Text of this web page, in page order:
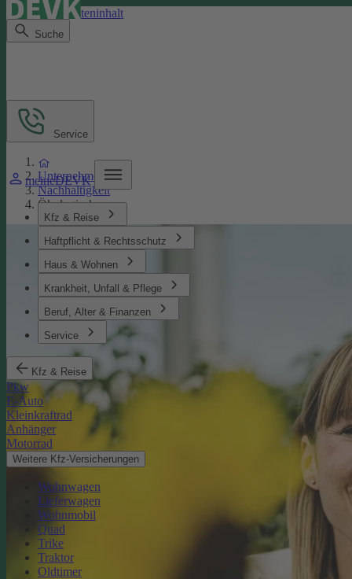
Direkt zum Seiteninhalt
Suche
meineDEVK
Kfz & Reise
Haftpflicht & Rechtsschutz
Haus & Wohnen
Krankheit, Unfall & Pflege
Beruf, Alter & Finanzen
Service
Kfz & Reise
Pkw
E-Auto
Kleinkraftrad
Anhänger
Motorrad
Weitere Kfz-Versicherungen
Wohnwagen
Lieferwagen
Wohnmobil
Quad
Trike
Traktor
Oldtimer
Service
Unternehmen
Nachhaltigkeit
Ökologisches